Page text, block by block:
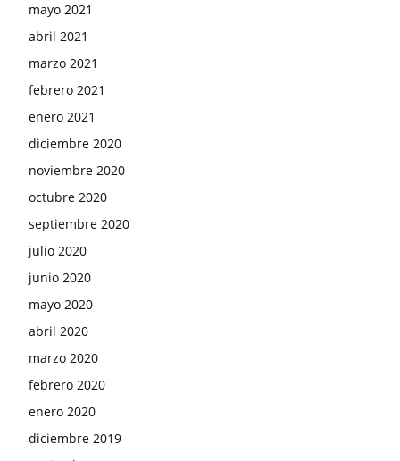
mayo 2021
abril 2021
marzo 2021
febrero 2021
enero 2021
diciembre 2020
noviembre 2020
octubre 2020
septiembre 2020
julio 2020
junio 2020
mayo 2020
abril 2020
marzo 2020
febrero 2020
enero 2020
diciembre 2019